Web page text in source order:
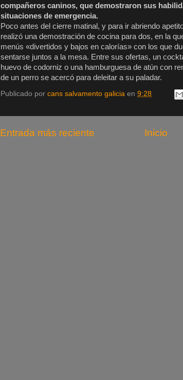
compañeros caninos, que demostraron sus
situaciones de emergencia.
Poco antes del cierre matinal, y para ir abriendo
realizó una demostración de cocina para dos, en la
menús «divertidos y bajos en calorías» con los que
sentarse juntos a la mesa. Entre sus ofertas, un
huevo de codorniz o una hamburguesa de atún con
de un perro se acercó para deleitar a su paladar.
Publicado por cans salvamento galicia en 9:28
Entrada más reciente Inicio